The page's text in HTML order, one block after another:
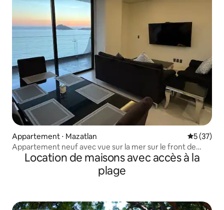
Appartement ⋅ Mazatlan
5 (37)
Appartement neuf avec vue sur la mer sur le front de
mer.Location de maisons avec accès à la
plage